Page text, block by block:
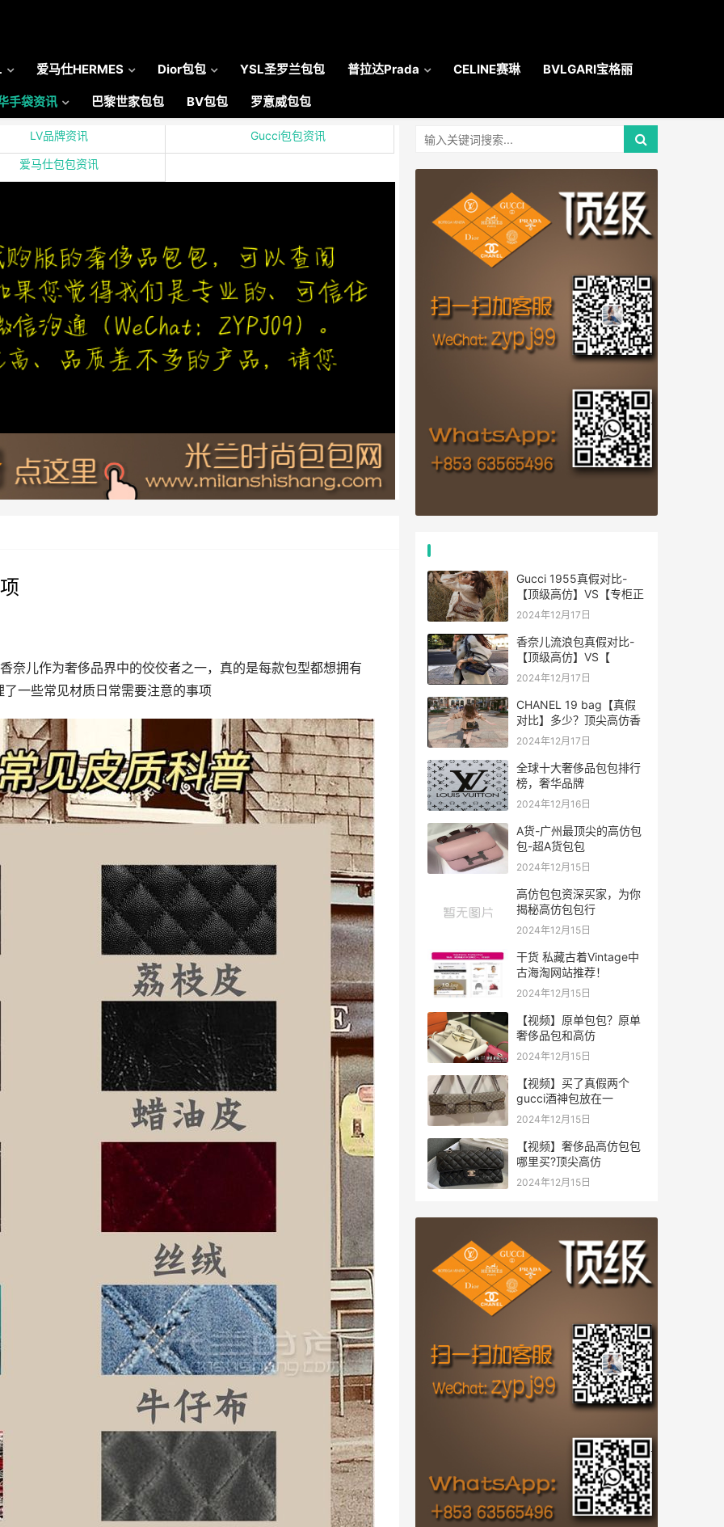
爱马仕HERMES Dior包包 YSL圣罗兰包包 普拉达Prada CELINE赛琳 BVLGARI宝格丽
手袋资讯 巴黎世家包包 BV包包 罗意威包包
LV品牌资讯 Gucci包包资讯
爱马仕包包资讯
奈儿作为奢侈品界中的佼佼者之一，真的是每款包型都想拥有
一些常见材质日常需要注意的事项
Gucci 1955真假对比-
【顶级高仿】VS【专柜正
2024年12月17日
香奈儿流浪包真假对比-
【顶级高仿】VS【
2024年12月17日
CHANEL 19 bag【真假
对比】多少？顶尖高仿香
2024年12月17日
全球十大奢侈品包包排行
榜，奢华品牌
2024年12月16日
A货-广州最顶尖的高仿包
包-超A货包包
2024年12月15日
高仿包包资深买家，为你
揭秘高仿包包行
2024年12月15日
干货 私藏古着Vintage中
古海淘网站推荐！
2024年12月15日
【视频】原单包包？原单
奢侈品包和高仿
2024年12月15日
【视频】买了真假两个
gucci酒神包放在一
2024年12月15日
【视频】奢侈品高仿包包
哪里买?顶尖高仿
2024年12月15日